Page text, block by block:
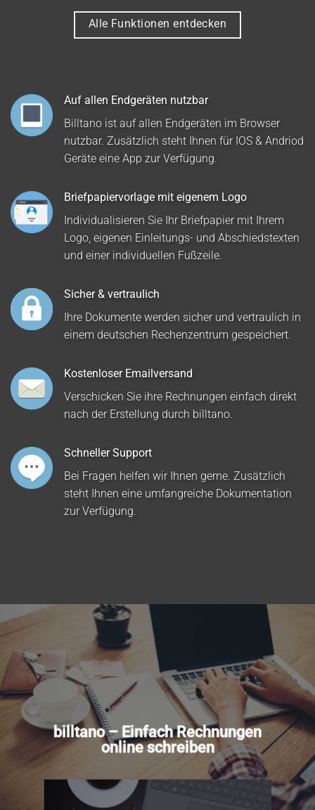
Alle Funktionen entdecken
Auf allen Endgeräten nutzbar
Billtano ist auf allen Endgeräten im Browser
nutzbar. Zusätzlich steht Ihnen für IOS & Andriod
Geräte eine App zur Verfügung.
Briefpapiervorlage mit eigenem Logo
Individualisieren Sie Ihr Briefpapier mit Ihrem
Logo, eigenen Einleitungs- und Abschiedstexten
und einer individuellen Fußzeile.
Sicher & vertraulich
Ihre Dokumente werden sicher und vertraulich in
einem deutschen Rechenzentrum gespeichert.
Kostenloser Emailversand
Verschicken Sie ihre Rechnungen einfach direkt
nach der Erstellung durch billtano.
Schneller Support
Bei Fragen helfen wir Ihnen gerne. Zusätzlich
steht Ihnen eine umfangreiche Dokumentation
zur Verfügung.
billtano – Einfach Rechnungen
online schreiben